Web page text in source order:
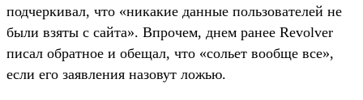
подчеркивал, что «никакие данные пользователей не
были взяты с сайта». Впрочем, днем ранее Revolver
писал обратное и обещал, что «сольет вообще все»,
если его заявления назовут ложью.